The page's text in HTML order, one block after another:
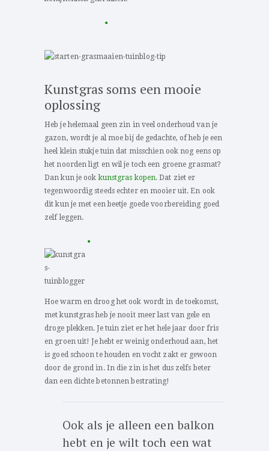
Kunstgras soms een mooie
oplossing
Heb je helemaal geen zin in veel onderhoud van je
gazon, wordt je al moe bij de gedachte, of heb je een
heel klein stukje tuin dat misschien ook nog eens op
het noorden ligt en wil je toch een groene grasmat?
Dan kun je ookkunstgras kopen. Dat ziet er
tegenwoordig steeds echter en mooier uit. En ook
dit kun je met een beetje goede voorbereiding goed
zelf leggen.
Hoe warm en droog het ook wordt in de toekomst,
met kunstgras heb je nooit meer last van gele en
droge plekken. Je tuin ziet er het hele jaar door fris
en groen uit! Je hebt er weinig onderhoud aan, het
is goed schoon te houden en vocht zakt er gewoon
door de grond in. In die zin is het dus zelfs beter
dan een dichte betonnen bestrating!
Ook als je alleen een balkon
hebt en je wilt toch een wat